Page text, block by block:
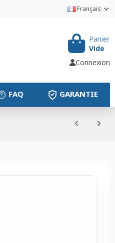
Français
Panier
Vide
Connexion
GARANTIE
FAQ